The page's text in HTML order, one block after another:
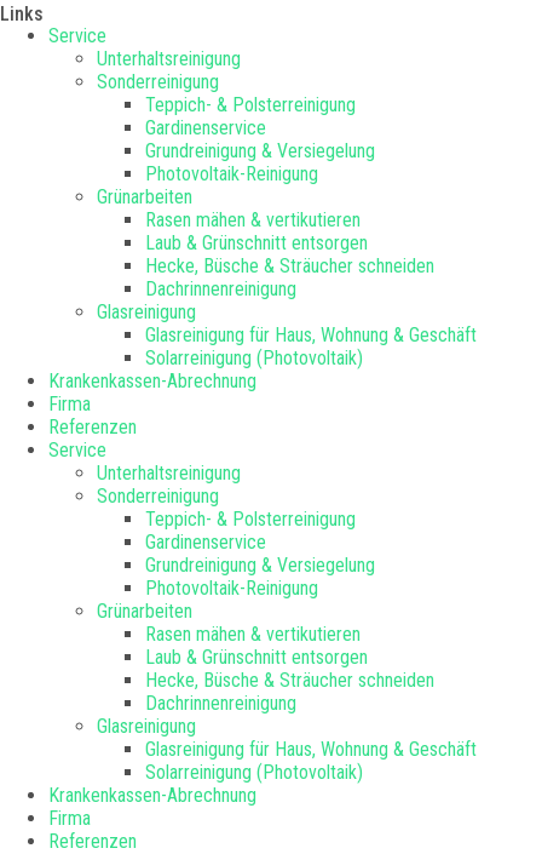
Links
Service
Unterhaltsreinigung
Sonderreinigung
Teppich- & Polsterreinigung
Gardinenservice
Grundreinigung & Versiegelung
Photovoltaik-Reinigung
Grünarbeiten
Rasen mähen & vertikutieren
Laub & Grünschnitt entsorgen
Hecke, Büsche & Sträucher schneiden
Dachrinnenreinigung
Glasreinigung
Glasreinigung für Haus, Wohnung & Geschäft
Solarreinigung (Photovoltaik)
Krankenkassen-Abrechnung
Firma
Referenzen
Service
Unterhaltsreinigung
Sonderreinigung
Teppich- & Polsterreinigung
Gardinenservice
Grundreinigung & Versiegelung
Photovoltaik-Reinigung
Grünarbeiten
Rasen mähen & vertikutieren
Laub & Grünschnitt entsorgen
Hecke, Büsche & Sträucher schneiden
Dachrinnenreinigung
Glasreinigung
Glasreinigung für Haus, Wohnung & Geschäft
Solarreinigung (Photovoltaik)
Krankenkassen-Abrechnung
Firma
Referenzen